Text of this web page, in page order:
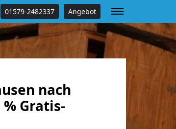
01579-2482337 Angebot
nach
Gratis-